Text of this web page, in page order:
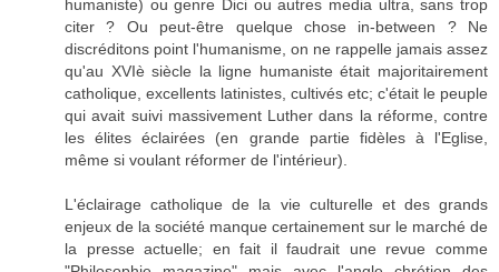
humaniste) ou genre Dici ou autres media ultra, sans trop
citer ? Ou peut-être quelque chose in-between ? Ne
discréditons point l'humanisme, on ne rappelle jamais assez
qu'au XVIè siècle la ligne humaniste était majoritairement
catholique, excellents latinistes, cultivés etc; c'était le peuple
qui avait suivi massivement Luther dans la réforme, contre
les élites éclairées (en grande partie fidèles à l'Eglise,
même si voulant réformer de l'intérieur).
L'éclairage catholique de la vie culturelle et des grands
enjeux de la société manque certainement sur le marché de
la presse actuelle; en fait il faudrait une revue comme